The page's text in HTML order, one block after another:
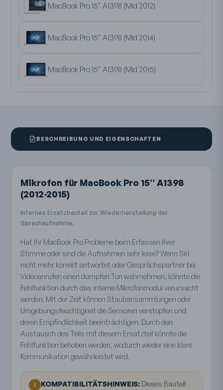
MacBook Pro 15" A1398 (Mid 2012)
MacBook Pro 15" A1398 (Mid 2014)
MacBook Pro 15" A1398 (Mid 2015)
BESCHREIBUNG UND EIGENSCHAFTEN
Mikrofon für MacBook Pro 15″ A1398
(2012-2015)
Internes Ersatzbauteil zur Wiederherstellung der
Sprachaufnahme.
Hat Ihr MacBook Pro Probleme beim Erfassen Ihrer
Stimme oder sind die Aufnahmen sehr leise? Wenn Siri
nicht mehr korrekt antwortet oder Gesprächspartner bei
Videoanrufen einen dumpfen Ton wahrnehmen, könnte die
Fehlfunktion durch das interne Mikrofonmodul verursacht
werden. Mit der Zeit können Staubansammlungen oder
Umgebungsfeuchtigkeit die Sensoren verstopfen und
deren Empfindlichkeit beeinträchtigen. Durch den
Austausch des Teils mit diesem Ersatzteil könnte die
Fehlfunktion behoben werden, wodurch wieder eine klare
Kommunikation gewährleistet wird.
! KOMPATIBILITÄTSHINWEIS: Dieses Bauteil